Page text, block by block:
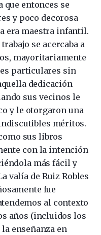
que entonces se
y poco decorosa
era maestra infantil.
se acercaba a
mayoritariamente
particulares sin
dedicación
sus vecinos le
y le otorgaron una
méritos.
sus libros
con la intención
más fácil y
valía de Ruiz Robles
fue
al contexto
años (incluidos los
enseñanza en